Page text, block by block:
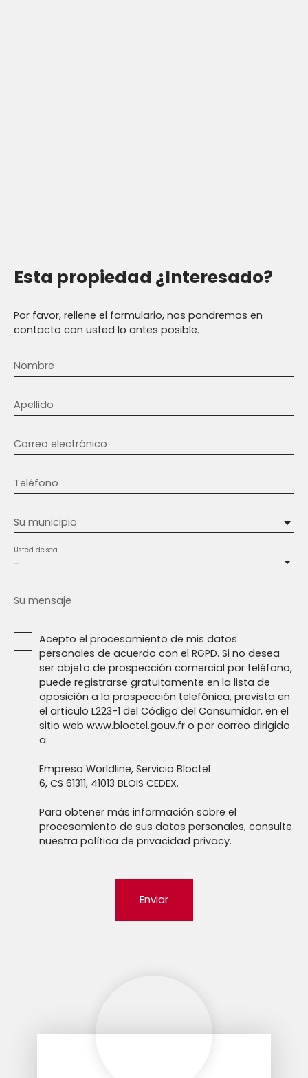
Esta propiedad ¿Interesado?
Por favor, rellene el formulario, nos pondremos en
contacto con usted lo antes posible.
Nombre
Apellido
Correo electrónico
Teléfono
Su municipio
-
Usted desea
Su mensaje
Acepto el procesamiento de mis datos
personales de acuerdo con el RGPD. Si no desea
ser objeto de prospección comercial por teléfono,
puede registrarse gratuitamente en la lista de
oposición a la prospección telefónica, prevista en
el artículo L223-1 del Código del Consumidor, en el
sitio web www.bloctel.gouv.fr o por correo dirigido
a:
Empresa Worldline, Servicio Bloctel
6, CS 61311, 41013 BLOIS CEDEX.
Para obtener más información sobre el
procesamiento de sus datos personales, consulte
nuestra política de privacidad privacy.
Enviar